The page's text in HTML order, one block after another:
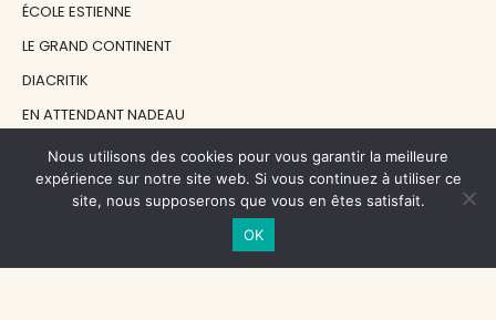
ÉCOLE ESTIENNE
LE GRAND CONTINENT
DIACRITIK
EN ATTENDANT NADEAU
NOS SOUTIENS
Nous utilisons des cookies pour vous garantir la meilleure
expérience sur notre site web. Si vous continuez à utiliser ce
site, nous supposerons que vous en êtes satisfait.
OK